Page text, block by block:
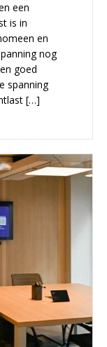
een
is in
en
nog
goed
spanning
[…]